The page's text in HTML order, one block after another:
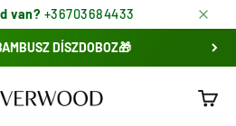
van? +36703684433
DÍSZDOBOZ🎁
® Fa Karórák | Férfi & Női Kosár